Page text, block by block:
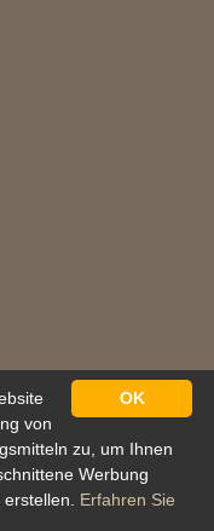
daten
OK
von
zu, um Ihnen
Werbung
Erfahren Sie